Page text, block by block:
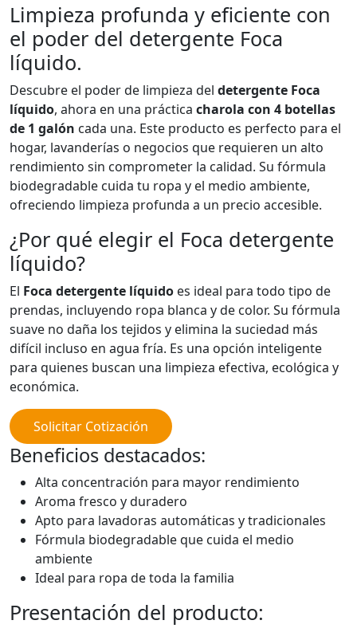
Limpieza profunda y eficiente con
el poder del detergente Foca
líquido.
Descubre el poder de limpieza del detergente Foca
líquido, ahora en una práctica charola con 4 botellas
de 1 galón cada una. Este producto es perfecto para el
hogar, lavanderías o negocios que requieren un alto
rendimiento sin comprometer la calidad. Su fórmula
biodegradable cuida tu ropa y el medio ambiente,
ofreciendo limpieza profunda a un precio accesible.
¿Por qué elegir el Foca detergente
líquido?
El Foca detergente líquido es ideal para todo tipo de
prendas, incluyendo ropa blanca y de color. Su fórmula
suave no daña los tejidos y elimina la suciedad más
difícil incluso en agua fría. Es una opción inteligente
para quienes buscan una limpieza efectiva, ecológica y
económica.
Solicitar Cotización
Beneficios destacados:
Alta concentración para mayor rendimiento
Aroma fresco y duradero
Apto para lavadoras automáticas y tradicionales
Fórmula biodegradable que cuida el medio
ambiente
Ideal para ropa de toda la familia
Presentación del producto: